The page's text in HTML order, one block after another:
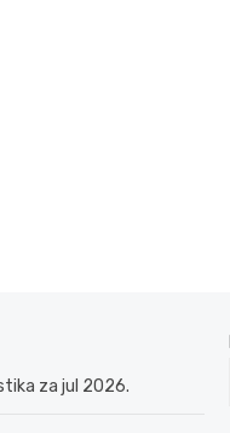
za jul 2026.